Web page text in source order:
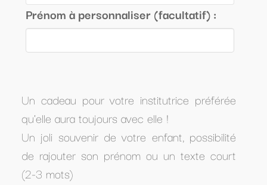
Prénom à personnaliser (facultatif) :
Un cadeau pour votre institutrice préférée
qu'elle aura toujours avec elle !
Un joli souvenir de votre enfant, possibilité
de rajouter son prénom ou un texte court
(2-3 mots)